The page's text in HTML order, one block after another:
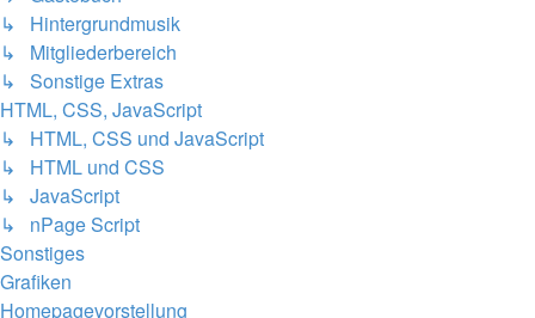
↳ Hintergrundmusik
↳ Mitgliederbereich
↳ Sonstige Extras
HTML, CSS, JavaScript
↳ HTML, CSS und JavaScript
↳ HTML und CSS
↳ JavaScript
↳ nPage Script
Sonstiges
Grafiken
Homepagevorstellung